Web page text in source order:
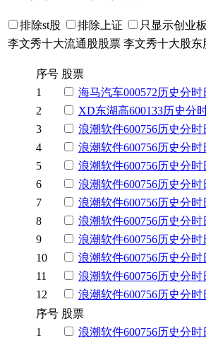
排除st股 排除上证 只显示创业板
李文秀十大流通股股票 李文秀十大股东
序号 股票
1
海马汽车000572历史分时
2
XD东湖高600133历史分
3
浪潮软件600756历史分时
4
浪潮软件600756历史分时
5
浪潮软件600756历史分时
6
浪潮软件600756历史分时
7
浪潮软件600756历史分时
8
浪潮软件600756历史分时
9
浪潮软件600756历史分时
10
浪潮软件600756历史分时
11
浪潮软件600756历史分时
12
浪潮软件600756历史分时
序号 股票
1
浪潮软件600756历史分时